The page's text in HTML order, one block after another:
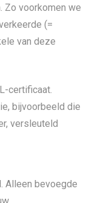
Zo voorkomen we
(=
van deze
certificaat.
bijvoorbeeld die
versleuteld
Alleen bevoegde